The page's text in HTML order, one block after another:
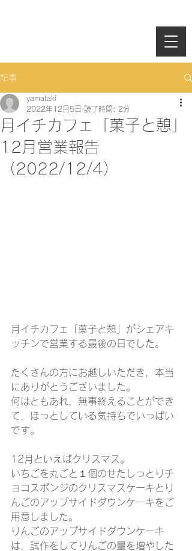
記事
月イチカフェ「菓子と憩」
12月営業報告
（2022/12/4）
yamataki
2022年12月5日 読了時間: 2分
月イチカフェ「菓子と憩」がシェアキ
ッチンで営業する最後の日でした。
たくさんの方にお越しいただき，本当
にありがとうございました。
何はともあれ，無事終えることができ
て，ほっとしている気持ちでいっぱい
です。
12月といえばクリスマス。
いちごを丸ごと１個のせたしっとりチ
ョコスポンジのクリスマスケーキとり
んごのアップサイドダウンケーキをご
用意しました。
りんごのアップサイドダウンケーキ
は，試作をしてりんごの量を増やした